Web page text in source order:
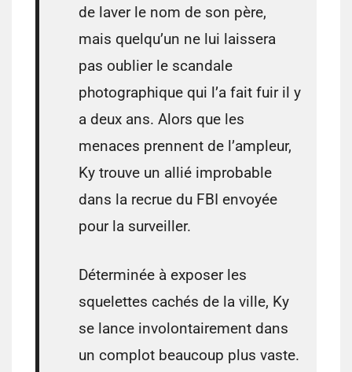
de laver le nom de son père,
mais quelqu’un ne lui laissera
pas oublier le scandale
photographique qui l’a fait fuir il y
a deux ans. Alors que les
menaces prennent de l’ampleur,
Ky trouve un allié improbable
dans la recrue du FBI envoyée
pour la surveiller.
Déterminée à exposer les
squelettes cachés de la ville, Ky
se lance involontairement dans
un complot beaucoup plus vaste.